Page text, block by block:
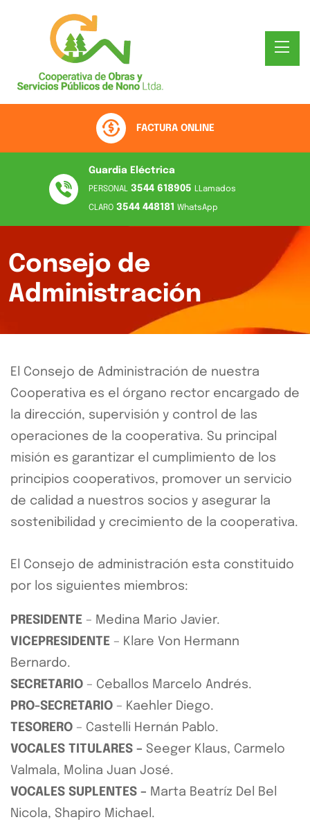
FACTURA ONLINE
Guardia Eléctrica
PERSONAL 3544 618905 LLamados
CLARO 3544 448181 WhatsApp
Consejo de
Administración
El Consejo de Administración de nuestra
Cooperativa es el órgano rector encargado de
la dirección, supervisión y control de las
operaciones de la cooperativa. Su principal
misión es garantizar el cumplimiento de los
principios cooperativos, promover un servicio
de calidad a nuestros socios y asegurar la
sostenibilidad y crecimiento de la cooperativa.
El Consejo de administración esta constituido
por los siguientes miembros:
PRESIDENTE – Medina Mario Javier.
VICEPRESIDENTE – Klare Von Hermann
Bernardo.
SECRETARIO – Ceballos Marcelo Andrés.
PRO-SECRETARIO – Kaehler Diego.
TESORERO – Castelli Hernán Pablo.
VOCALES TITULARES – Seeger Klaus, Carmelo
Valmala, Molina Juan José.
VOCALES SUPLENTES – Marta Beatríz Del Bel
Nicola, Shapiro Michael.